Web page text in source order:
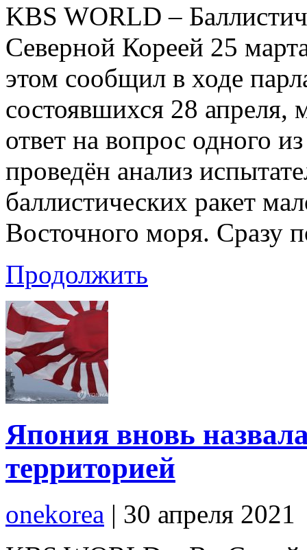
KBS WORLD –
Северной Кореей 25
этом сообщил в ходе
состоявшихся 28
ответ на вопрос одного
проведён анализ
баллистических ракет
Восточного моря. Сразу
Продолжить
Япония вновь
территорией
onekorea | 30 апреля 2021